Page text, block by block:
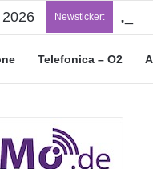
Newsticker:
Telefonica – O2